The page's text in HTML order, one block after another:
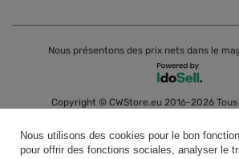
Nous présentons des prix nets dans le
Copyright © CWStore.eu 2016-2026
Nous utilisons des cookies pour le bon
pour offrir des fonctions sociales, analyser le